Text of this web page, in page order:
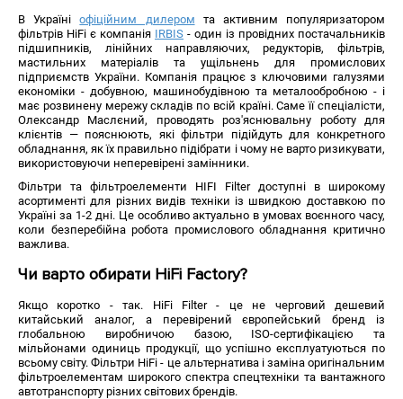
В Україніофіційним дилером та активним популяризатором
фільтрів HiFi є компанія IRBIS - один із провідних постачальників
підшипників, лінійних направляючих, редукторів, фільтрів,
мастильних матеріалів та ущільнень для промислових
підприємств України. Компанія працює з ключовими галузями
економіки - добувною, машинобудівною та металообробною - і
має розвинену мережу складів по всій країні. Саме її спеціалісти,
Олександр Маслєний, проводять роз'яснювальну роботу для
клієнтів — пояснюють, які фільтри підійдуть для конкретного
обладнання, як їх правильно підібрати і чому не варто ризикувати,
використовуючи неперевірені замінники.
Фільтри та фільтроелементи HIFI Filter доступні в широкому
асортименті для різних видів техніки із швидкою доставкою по
Україні за 1-2 дні. Це особливо актуально в умовах воєнного часу,
коли безперебійна робота промислового обладнання критично
важлива.
Чи варто обирати HiFi Factory?
Якщо коротко - так. HiFi Filter - це не черговий дешевий
китайський аналог, а перевірений європейський бренд із
глобальною виробничою базою, ISO-сертифікацією та
мільйонами одиниць продукції, що успішно експлуатуються по
всьому світу. Фільтри HiFi - це альтернатива і заміна оригінальним
фільтроелементам широкого спектра спецтехніки та вантажного
автотранспорту різних світових брендів.